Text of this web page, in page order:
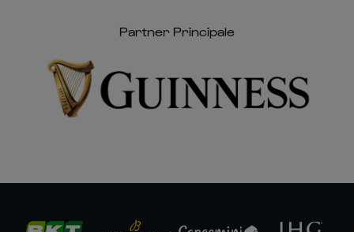
Partner Principale